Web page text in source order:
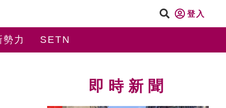
登入
勢力 SETN
即時新聞